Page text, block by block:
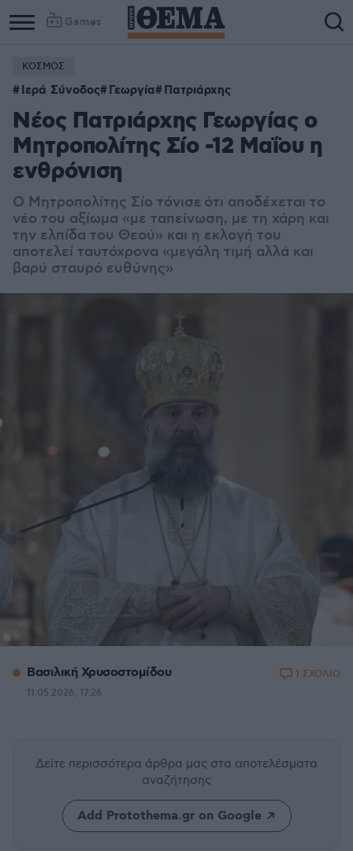
Games
ΚΟΣΜΟΣ
Ιερά Σύνοδος Γεωργία Πατριάρχης
Νέος Πατριάρχης Γεωργίας ο
Μητροπολίτης Σίο -12 Μαΐου η
ενθρόνιση
Ο Μητροπολίτης Σίο τόνισε ότι αποδέχεται το
νέο του αξίωμα «με ταπείνωση, με τη χάρη και
την ελπίδα του Θεού» και η εκλογή του
αποτελεί ταυτόχρονα «μεγάλη τιμή αλλά και
βαρύ σταυρό ευθύνης»
Βασιλική Χρυσοστομίδου
11.05.2026, 17:26
1 ΣΧΟΛΙΟ
Δείτε περισσότερα άρθρα μας στα αποτελέσματα
αναζήτησης
Add Protothema.gr on Google